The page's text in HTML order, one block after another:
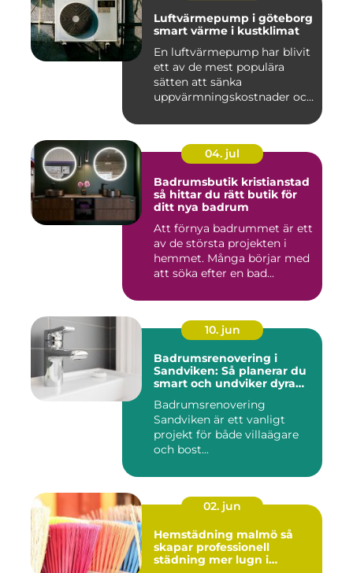
Luftvärmepump i göteborg
smart värme i kustklimat
En luftvärmepump har blivit
ett av de mest populära
sätten att sänka
uppvärmningskostnader och
04. jul
Badrumsbutik kristianstad
så hittar du rätt butik för
ditt nya badrum
Att förnya badrummet är ett
av de största projekten i
hemmet. Många börjar med
att söka efter en bad...
10. jun
Badrumsrenovering i
Sandviken: Så planerar du
smart och undviker dyra
Badrumsrenovering
Sandviken är ett vanligt
projekt för både villaägare
och bost...
02. jun
Hemstädning malmö så
skapar professionell
städning mer lugn i